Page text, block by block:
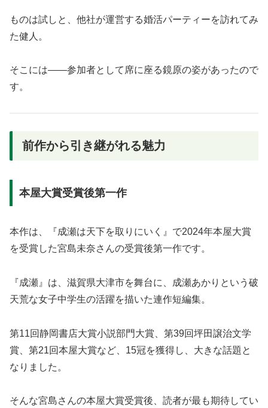
ものは試しと、他社が運営する婚活パーティーを訪れてみ
た健人。
そこには――参加者として席に座る鏡原の姿があったので
す。
前作から引き継がれる魅力
本屋大賞受賞後第一作
本作は、『成瀬は天下を取りにいく』で2024年本屋大賞
を受賞した宮島未奈さんの受賞後第一作です。
『成瀬』は、滋賀県大津市を舞台に、成瀬あかりという破
天荒な女子中学生の活躍を描いた連作短編集。
第11回静岡書店大賞小説部門大賞、第39回坪田譲治文学
賞、第21回本屋大賞など、15冠を獲得し、大きな話題と
なりました。
そんな宮島さんの本屋大賞受賞後、読者が最も期待してい